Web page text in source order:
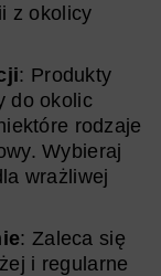
z okolicy
: Produkty
do okolic
rodzaje
Wybieraj
wrażliwej
: Zaleca się
i regularne